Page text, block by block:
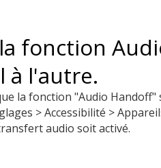
fonction
à l'autre.
la fonction "Audio Handoff"
> Accessibilité >
audio soit activé.